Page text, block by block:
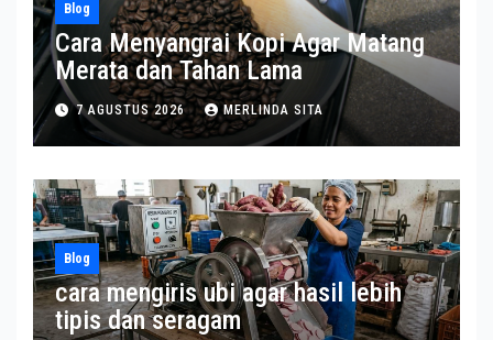
Blog
Cara Menyangrai Kopi Agar Matang
Merata dan Tahan Lama
7 AGUSTUS 2026 MERLINDA SITA
Blog
cara mengiris ubi agar hasil lebih
tipis dan seragam